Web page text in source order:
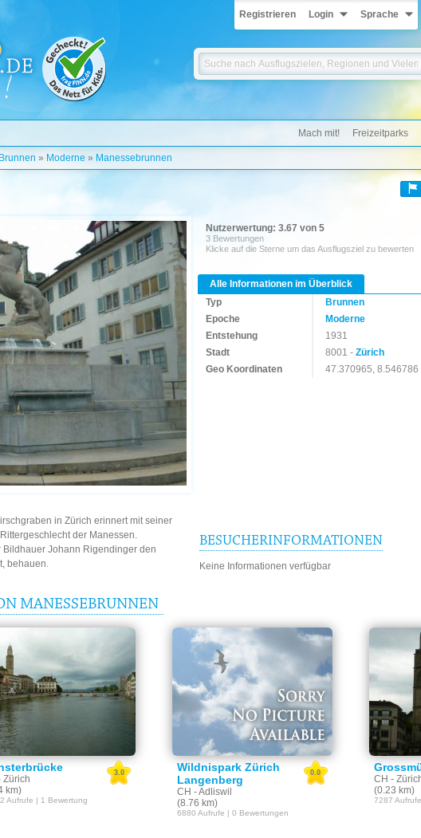
Registrieren Login Sprache
Mach mit! Freizeitparks
Brunnen » Moderne » Manessebrunnen
Nutzerwertung: 3.67 von 5
3 Bewertungen
Klicke auf die Sterne um das Ausflugsziel zu bewerten
Alle Informationen im Überblick
Typ
Brunnen
Epoche
Moderne
Entstehung
1931
Stadt
8001 -Zürich
Geo Koordinaten
47.370965, 8.546786
in Zürich erinnert mit seiner
der Manessen.
Johann Rigendinger den
behauen.
BESUCHERINFORMATIONEN
Keine Informationen verfügbar
MANESSEBRUNNEN
Zürich
km)
3.0
Aufrufe | 1 Bewertung
Wildnispark Zürich
Langenberg
CH - Adliswil
(8.76 km)
0.0
6880 Aufrufe | 0 Bewertungen
CH -
(0.23 km)
7287